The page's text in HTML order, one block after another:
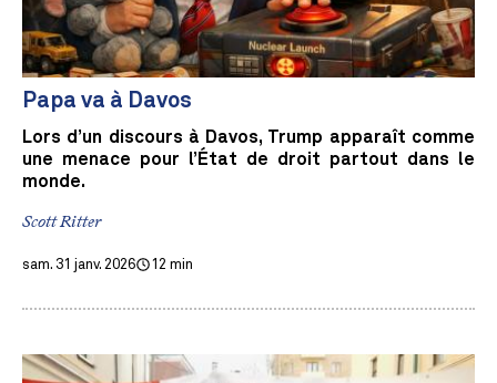
Papa va à Davos
Lors d’un discours à Davos, Trump apparaît comme
une menace pour l’État de droit partout dans le
monde.
Scott Ritter
sam. 31 janv. 2026 12 min